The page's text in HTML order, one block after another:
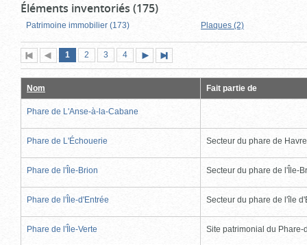
Éléments inventoriés (175)
Patrimoine immobilier (173) Plaques (2)
Première
page
Page
précédente
Page
1 (page
actuelle)
Page
2 Page
3 Page
4
suivante
page
Nom Fait partie de
Phare de L'Anse-à-la-Cabane
Phare de L'Échouerie Secteur du phare de
Phare de l'Île-Brion Secteur du phare de l'Île-
Phare de l'Île-d'Entrée Secteur du phare de l'île
Phare de l'Île-Verte Site patrimonial du Phare-